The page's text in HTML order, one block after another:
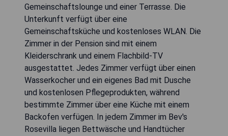
Gemeinschaftslounge und einer Terrasse. Die
Unterkunft verfügt über eine
Gemeinschaftsküche und kostenloses WLAN. Die
Zimmer in der Pension sind mit einem
Kleiderschrank und einem Flachbild-TV
ausgestattet. Jedes Zimmer verfügt über einen
Wasserkocher und ein eigenes Bad mit Dusche
und kostenlosen Pflegeprodukten, während
bestimmte Zimmer über eine Küche mit einem
Backofen verfügen. In jedem Zimmer im Bev's
Rosevilla liegen Bettwäsche und Handtücher